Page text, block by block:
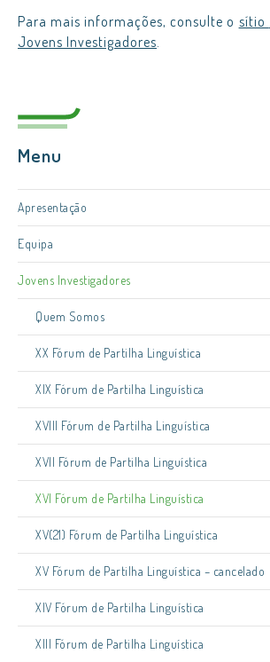
Para mais informações, consulte o sítio
Jovens Investigadores.
Menu
Apresentação
Equipa
Jovens Investigadores
Quem Somos
XX Fórum de Partilha Linguística
XIX Fórum de Partilha Linguística
XVIII Fórum de Partilha Linguística
XVII Fórum de Partilha Linguística
XVI Fórum de Partilha Linguística
XV(21) Fórum de Partilha Linguística
XV Fórum de Partilha Linguística – cancelado
XIV Fórum de Partilha Linguística
XIII Fórum de Partilha Linguística